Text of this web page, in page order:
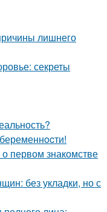
лишнего
секреты
о первом знакомстве
без укладки, но с